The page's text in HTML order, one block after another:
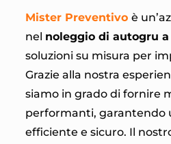
Mister Preventivo è
nel noleggio di autogru a
soluzioni su misura per
Grazie alla nostra
siamo in grado di fornire
performanti, garantendo
efficiente e sicuro. Il